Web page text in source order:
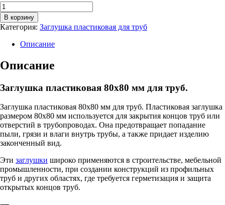
Количество
товара
Заглушка
пластиковая
80х80
для
труб
В корзину
Категория: Заглушка пластиковая для труб
Описание
Описание
Заглушка пластиковая 80х80 мм для труб.
Заглушка пластиковая 80х80 мм для труб. Пластиковая заглушка
размером 80х80 мм используется для закрытия концов труб или
отверстий в трубопроводах. Она предотвращает попадание
пыли, грязи и влаги внутрь трубы, а также придает изделию
законченный вид.
Эти заглушки широко применяются в строительстве, мебельной
промышленности, при создании конструкций из профильных
труб и других областях, где требуется герметизация и защита
открытых концов труб.